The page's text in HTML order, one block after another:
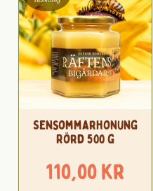
Sensommarhonung
Rörd 500 g
110,00kr